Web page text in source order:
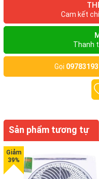
Cam kết
Thanh
Gọi
Sản phẩm tương tự